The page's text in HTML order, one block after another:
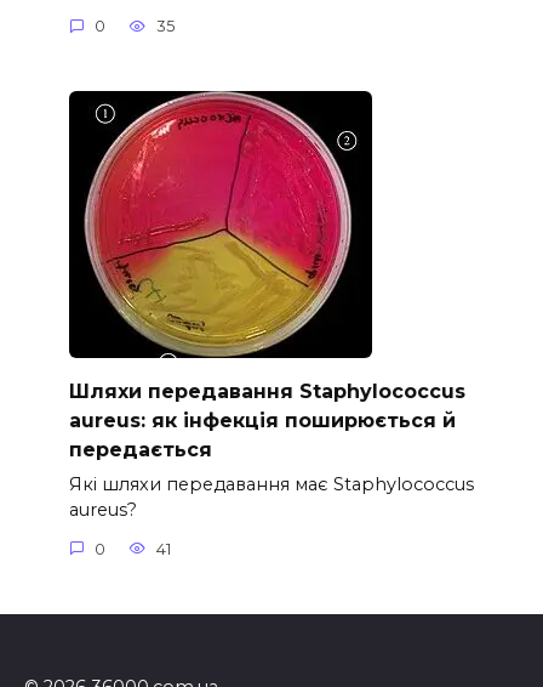
0 35
Шляхи передавання Staphylococcus
aureus: як інфекція поширюється й
передається
Які шляхи передавання має Staphylococcus
aureus?
0 41